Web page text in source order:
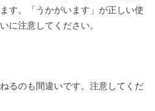
す。「うかがいます」が正しい使
に注意してください。
るのも間違いです。注意してくだ